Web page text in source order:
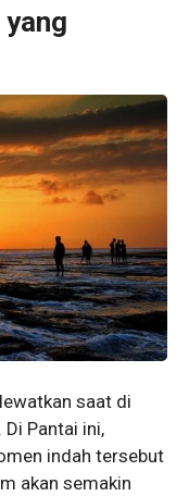
saat di
Pantai ini,
indah tersebut
akan semakin